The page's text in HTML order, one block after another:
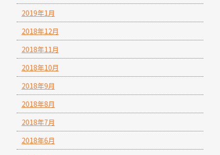
2019年1月
2018年12月
2018年11月
2018年10月
2018年9月
2018年8月
2018年7月
2018年6月